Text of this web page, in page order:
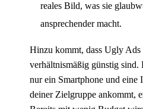
reales Bild, was sie
ansprechender macht.
Hinzu kommt, dass Ugly
verhältnismäßig günstig sind.
nur ein Smartphone und eine
deiner Zielgruppe ankommt,